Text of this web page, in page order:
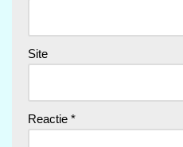
Site
Reactie *